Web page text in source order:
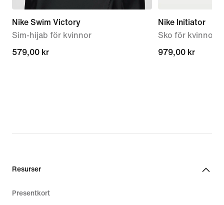
Nike Swim Victory
Sim-hijab för kvinnor
579,00 kr
579,00 kr
Nike Initiator
Sko för kvinnor
979,00 kr
979,00 kr
Resurser
Presentkort